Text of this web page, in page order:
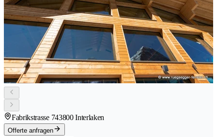
Fabrikstrasse 743800 Interlaken
Offerte anfragen